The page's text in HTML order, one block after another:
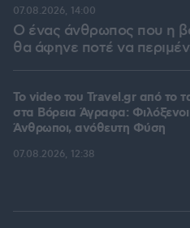
Ο ένας άνθρωπος που η
θα άφηνε ποτέ να
07.08.2026, 14:00
To video του Travel.gr από το
στα Βόρεια Άγραφα: Φιλόξενοι
Άνθρωποι, ανόθευτη Φύση
07.08.2026, 12:38